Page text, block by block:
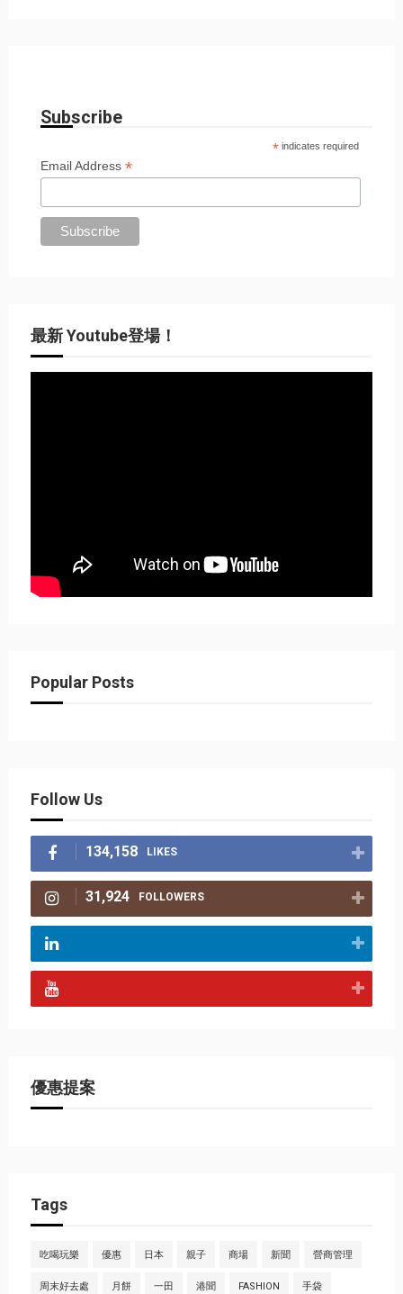
Subscribe
* indicates required
Email Address*
最新 Youtube登場！
Popular Posts
Follow Us
134,158 LIKES
31,924 FOLLOWERS
優惠提案
Tags
吃喝玩樂 優惠 日本 親子 商場 新聞 營商管理
周末好去處 月餅 一田 港聞 FASHION 手袋